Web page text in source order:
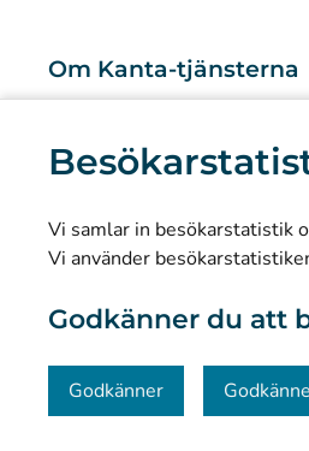
Vi samlar in besökarstatistik
Vi använder
Godkänner du att
Godkänner
Om Kanta-tjänsterna
Forskning och
Dataskydd och tillgänglighet
Kommunikation och sociala